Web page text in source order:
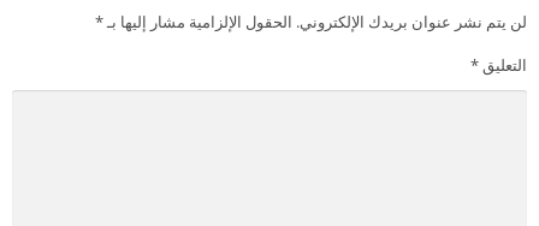
لن يتم نشر عنوان بريدك الإلكتروني. الحقول الإلزامية مشار إليها بـ*
التعليق*